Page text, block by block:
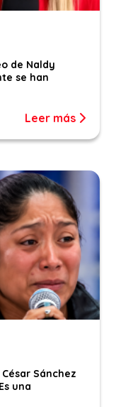
de Naldy
se han
Leer más
Sánchez
una